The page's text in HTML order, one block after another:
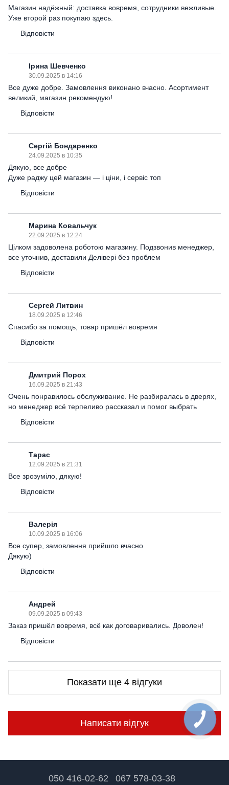
Магазин надёжный: доставка вовремя, сотрудники вежливые.
Уже второй раз покупаю здесь.
Відповісти
Ірина Шевченко
30.09.2025 в 14:16
Все дуже добре. Замовлення виконано вчасно. Асортимент
великий, магазин рекомендую!
Відповісти
Сергій Бондаренко
24.09.2025 в 10:35
Дякую, все добре
Дуже раджу цей магазин — і ціни, і сервіс топ
Відповісти
Марина Ковальчук
22.09.2025 в 12:24
Цілком задоволена роботою магазину. Подзвонив менеджер,
все уточнив, доставили Делівері без проблем
Відповісти
Сергей Литвин
18.09.2025 в 12:46
Спасибо за помощь, товар пришёл вовремя
Відповісти
Дмитрий Порох
16.09.2025 в 21:43
Очень понравилось обслуживание. Не разбиралась в дверях,
но менеджер всё терпеливо рассказал и помог выбрать
Відповісти
Тарас
12.09.2025 в 21:31
Все зрозуміло, дякую!
Відповісти
Валерія
10.09.2025 в 16:06
Все супер, замовлення прийшло вчасно
Дякую)
Відповісти
Андрей
09.09.2025 в 09:43
Заказ пришёл вовремя, всё как договаривались. Доволен!
Відповісти
Показати ще 4 відгуки
Написати відгук
050 416-02-62 067 578-03-38